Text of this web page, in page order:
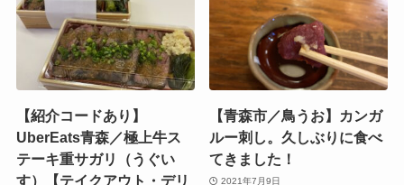
【紹介コードあり】
UberEats青森／極上牛ス
テーキ重サガリ（うぐい
す）【テイクアウト・デリ
【青森市／鳥うお】カンガ
ルー刺し。久しぶりに食べ
てきました！
2021年7月9日